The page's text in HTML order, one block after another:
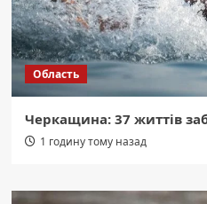
Область
Черкащина: 37 життів
1 годину тому назад